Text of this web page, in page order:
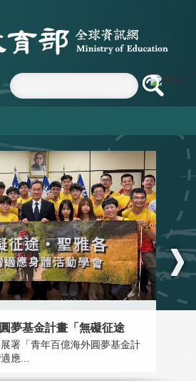
夢基金計畫「無礙征途
署「青年百億海外圓夢基金計
應...